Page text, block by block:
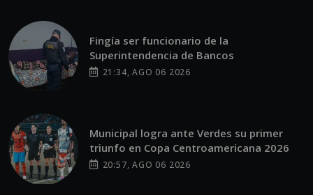
Fingía ser funcionario de la
Superintendencia de Bancos
21:34, AGO 06 2026
Municipal logra ante Verdes su primer
triunfo en Copa Centroamericana 2026
20:57, AGO 06 2026